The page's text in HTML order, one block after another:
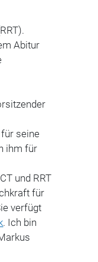
Abitur
für seine
ihm für
und RRT
für
verfügt
. Ich bin